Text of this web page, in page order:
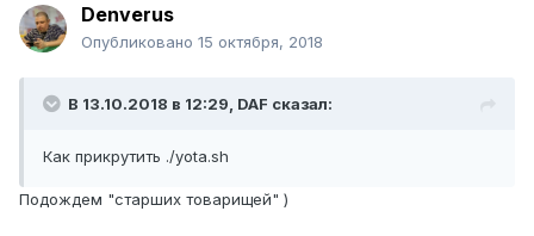
2. гасим интерфейс LTE1
давайте решать задачи по порядку )
Denverus
Опубликовано 15 октября, 2018
В 13.10.2018 в 12:29, DAF сказал:
Как прикрутить ./yota.sh
Подождем "старших товарищей" )